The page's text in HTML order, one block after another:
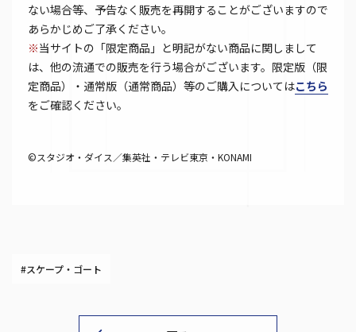
ない場合等、予告なく販売を再開することがございますので
あらかじめご了承ください。
※当サイトの「限定商品」と明記がない商品に関しまして
は、他の流通での販売を行う場合がございます。限定版（限
定商品）・通常版（通常商品）等のご購入についてはこちら
をご確認ください。
©スタジオ・ダイス／集英社・テレビ東京・KONAMI
#スケープ・ゴート